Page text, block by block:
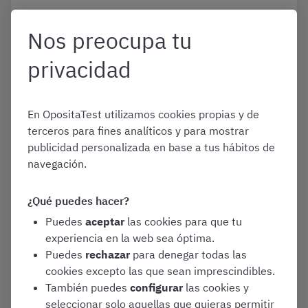
Secretaría-Intervención de
Corporaciones Locales
Enero 1, 2026
Guía para presentar la
instancia de Secretaría-
Intervención 2026
Convocatorias y Guías de Oposiciones
Secretaría-Intervención de
Corporaciones Locales
Nos preocupa tu
privacidad
En OpositaTest utilizamos cookies propias y de
terceros para fines analíticos y para mostrar
publicidad personalizada en base a tus hábitos de
navegación.
¿Qué puedes hacer?
Puedes aceptar las cookies para que tu
experiencia en la web sea óptima.
Puedes rechazar para denegar todas las
cookies excepto las que sean imprescindibles.
También puedes configurar las cookies y
seleccionar solo aquellas que quieras permitir